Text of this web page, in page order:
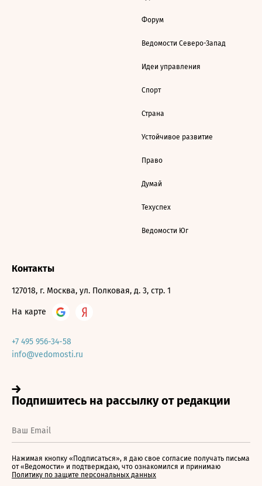
Форум
Ведомости Северо-Запад
Идеи управления
Спорт
Страна
Устойчивое развитие
Право
Думай
Техуспех
Ведомости Юг
Контакты
127018, г. Москва, ул. Полковая, д. 3, стр. 1
На карте
+7 495 956-34-58
info@vedomosti.ru
Нажимая кнопку «Подписаться», я даю свое согласие получать письма
от «Ведомости» и подтверждаю, что ознакомился и принимаю
Политику по защите персональных данных